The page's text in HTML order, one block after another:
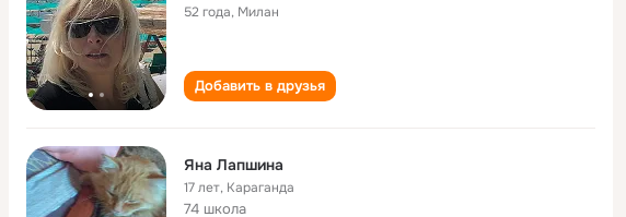
52 года, Милан
Добавить в друзья
Яна Лапшина
17 лет, Караганда
74 школа